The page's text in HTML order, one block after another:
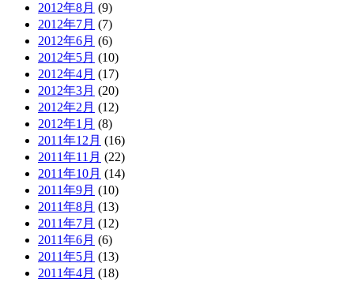
2012年8月 (9)
2012年7月 (7)
2012年6月 (6)
2012年5月 (10)
2012年4月 (17)
2012年3月 (20)
2012年2月 (12)
2012年1月 (8)
2011年12月 (16)
2011年11月 (22)
2011年10月 (14)
2011年9月 (10)
2011年8月 (13)
2011年7月 (12)
2011年6月 (6)
2011年5月 (13)
2011年4月 (18)